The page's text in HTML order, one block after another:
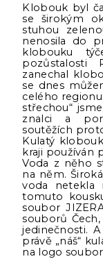
Klobouk byl
se širokým
stuhou
nenosila do
klobouku
pozůstalosti
zanechal
se dnes
celého
střechou“
znalci a
soutěžích
Kulatý
kraji používán
Voda z něho
na něm.
voda netekla
tomuto
soubor
souborů
jedinečnosti.
právě „náš“
na logo